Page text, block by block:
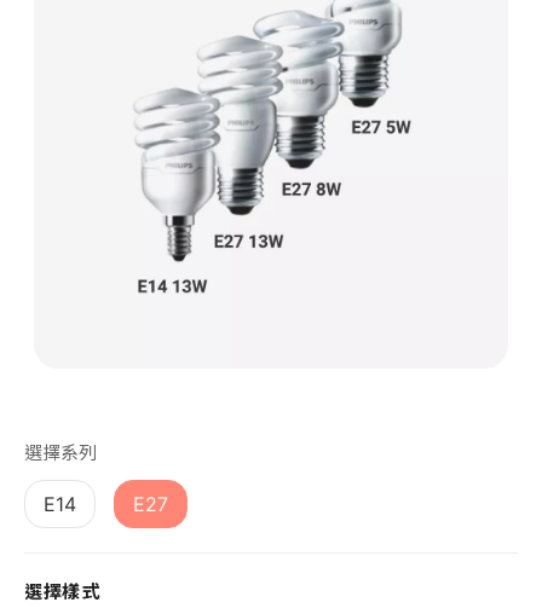
選擇系列
E14 E27
選擇樣式